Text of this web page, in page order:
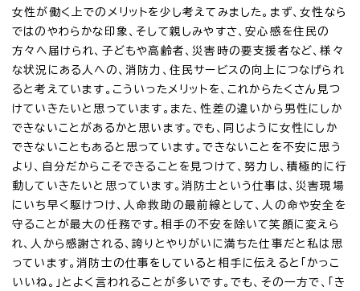
女性が働く上でのメリットを少し考えてみました。まず、女性なら
ではのやわらかな印象、そして親しみやすさ、安心感を住民の
方々へ届けられ、子どもや高齢者、災害時の要支援者など、様々
な状況にある人への、消防力、住民サービスの向上につなげられ
ると考えています。こういったメリットを、これからたくさん見つ
けていきたいと思っています。また、性差の違いから男性にしか
できないことがあるかと思います。でも、同じように女性にしか
できないこともあると思っています。できないことを不安に思う
より、自分だからこそできることを見つけて、努力し、積極的に行
動していきたいと思っています。消防士という仕事は、災害現場
にいち早く駆けつけ、人命救助の最前線として、人の命や安全を
守ることが最大の任務です。相手の不安を除いて笑顔に変えら
れ、人から感謝される、誇りとやりがいに満ちた仕事だと私は思
っています。消防士の仕事をしていると相手に伝えると「かっこ
いいね。」とよく言われることが多いです。でも、その一方で、「き